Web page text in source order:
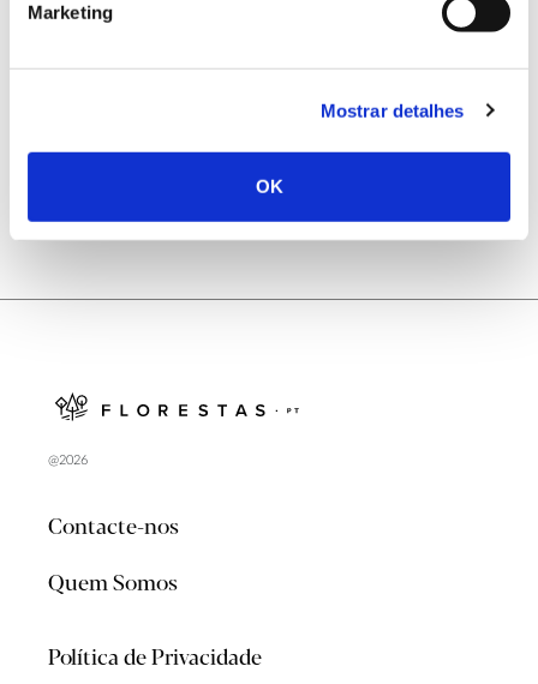
Marketing
Mostrar detalhes
OK
25.06.2026
Natureza e florestas procuram jovens voluntários
@2026
Contacte-nos
Quem Somos
Política de Privacidade